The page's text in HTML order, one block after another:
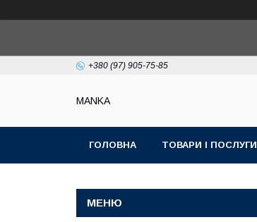
+380 (97) 905-75-85
МАNKА
ГОЛОВНА ТОВАРИ І ПОСЛУГИ